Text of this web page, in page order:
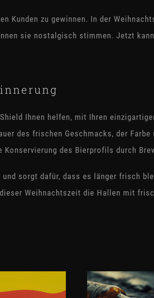
Kunden zu gewinnen. In der
sie nostalgisch stimmen. Jetzt
Ihnen helfen, mit Ihren
des frischen Geschmacks, der
des Bierprofils durch
sorgt dafür, dass es länger frisch
Weihnachtszeit die Hallen mit